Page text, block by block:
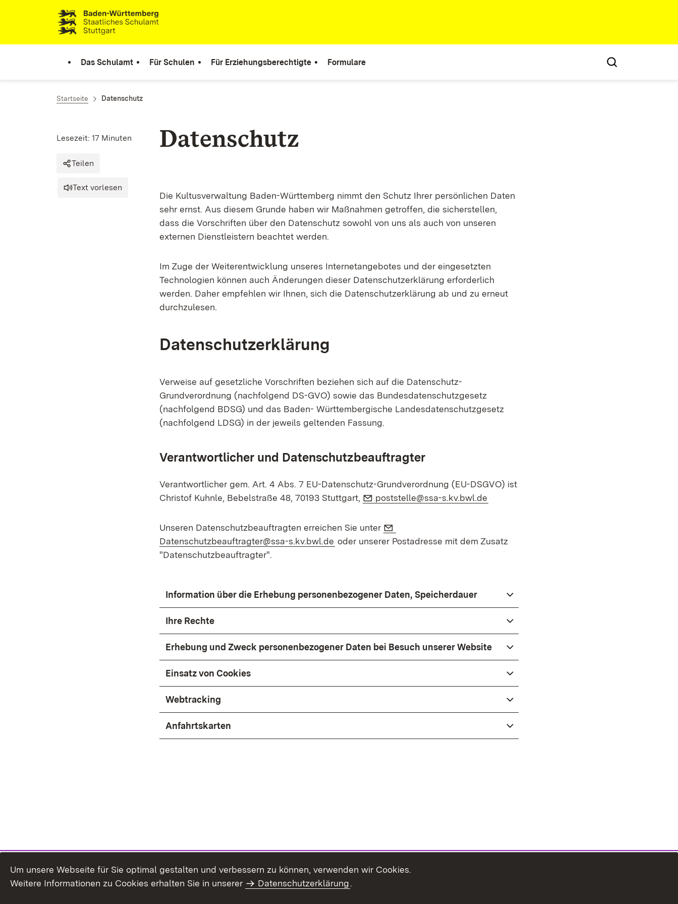
Zum Inhalt springen
Link zur Startseite
Das Schulamt Für Schulen Für Erziehungsberechtigte Formulare
Startseite Datenschutz
Datenschutz
Lesezeit: 17 Minuten
Teilen
Text vorlesen
Die Kultusverwaltung Baden-Württemberg nimmt den Schutz Ihrer persönlichen Daten
sehr ernst. Aus diesem Grunde haben wir Maßnahmen getroffen, die sicherstellen,
dass die Vorschriften über den Datenschutz sowohl von uns als auch von unseren
externen Dienstleistern beachtet werden.
Im Zuge der Weiterentwicklung unseres Internetangebotes und der eingesetzten
Technologien können auch Änderungen dieser Datenschutzerklärung erforderlich
werden. Daher empfehlen wir Ihnen, sich die Datenschutzerklärung ab und zu erneut
durchzulesen.
Datenschutzerklärung
Verweise auf gesetzliche Vorschriften beziehen sich auf die Datenschutz-
Grundverordnung (nachfolgend DS-GVO) sowie das Bundesdatenschutzgesetz
(nachfolgend BDSG) und das Baden- Württembergische Landesdatenschutzgesetz
(nachfolgend LDSG) in der jeweils geltenden Fassung.
Verantwortlicher und Datenschutzbeauftragter
Verantwortlicher gem. Art. 4 Abs. 7 EU-Datenschutz-Grundverordnung (EU-DSGVO) ist
Christof Kuhnle, Bebelstraße 48, 70193 Stuttgart,
E-Mail:
poststelle@ssa-s.kv.bwl.de
Unseren Datenschutzbeauftragten erreichen Sie unter
Datenschutzbeauftragter@ssa-s.kv.bwl.de (Öffnet in neuem Fenster)
oder unserer Postadresse mit dem Zusatz
"Datenschutzbeauftragter".
Information über die Erhebung personenbezogener Daten, Speicherdauer
Ihre Rechte
Erhebung und Zweck personenbezogener Daten bei Besuch unserer Website
Einsatz von Cookies
Webtracking
Anfahrtskarten
Um unsere Webseite für Sie optimal gestalten und verbessern zu können, verwenden wir Cookies.
Weitere Informationen zu Cookies erhalten Sie in unserer
Datenschutzerklärung.